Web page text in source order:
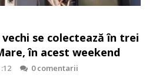
se colectează în trei
în acest weekend
0 comentarii